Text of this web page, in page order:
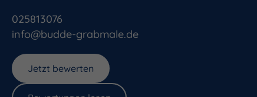
info@budde-grabmale.de
025813076
Jetzt bewerten